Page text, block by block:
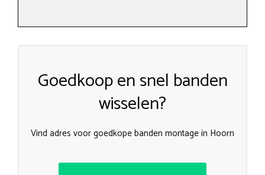
Goedkoop en snel banden
wisselen?
Vind adres voor goedkope banden montage in Hoorn